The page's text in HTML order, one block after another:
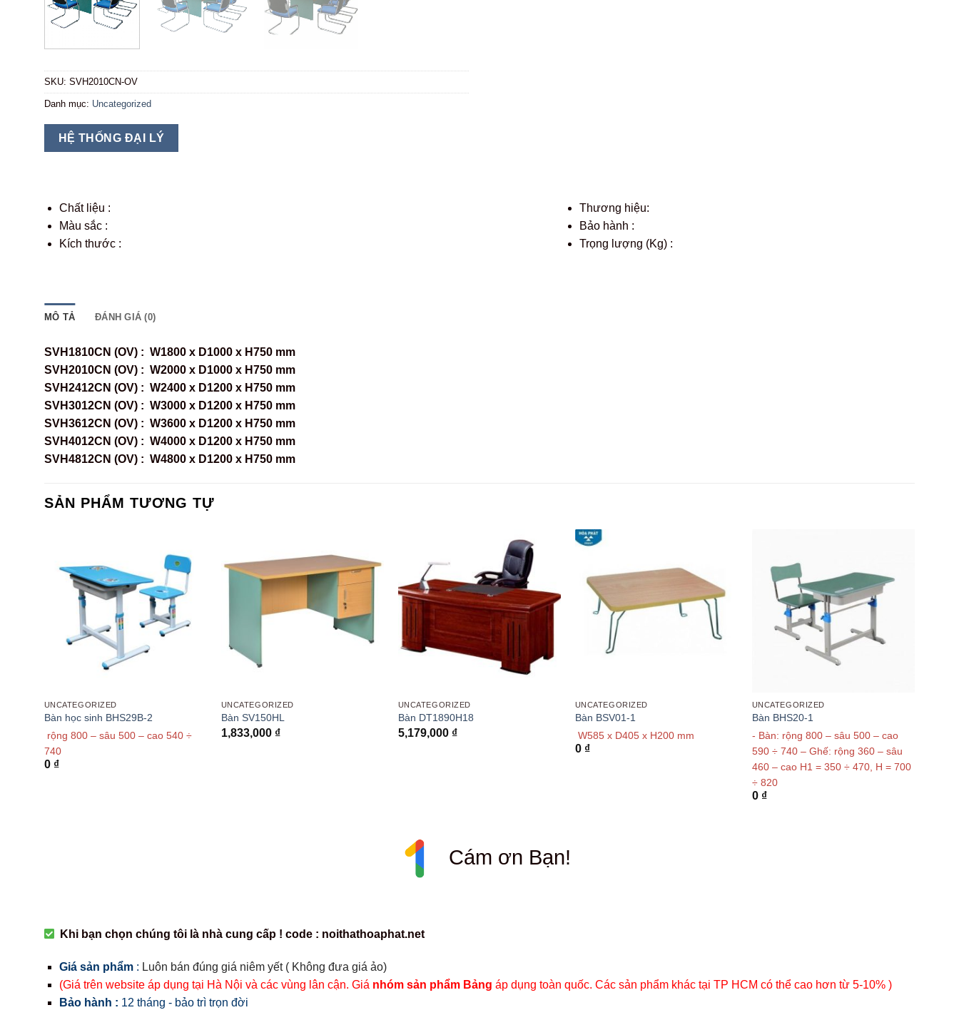
SKU: SVH2010CN-OV
Danh mục: Uncategorized
HỆ THỐNG ĐẠI LÝ
Chất liệu :
Màu sắc :
Kích thước :
Thương hiệu:
Bảo hành :
Trọng lượng (Kg) :
MÔ TẢ ĐÁNH GIÁ (0)
SVH1810CN (OV) : W1800 x D1000 x H750 mm
SVH2010CN (OV) : W2000 x D1000 x H750 mm
SVH2412CN (OV) : W2400 x D1200 x H750 mm
SVH3012CN (OV) : W3000 x D1200 x H750 mm
SVH3612CN (OV) : W3600 x D1200 x H750 mm
SVH4012CN (OV) : W4000 x D1200 x H750 mm
SVH4812CN (OV) : W4800 x D1200 x H750 mm
SẢN PHẨM TƯƠNG TỰ
UNCATEGORIZED
Bàn học sinh BHS29B-2
rộng 800 – sâu 500 – cao 540 ÷
740
0 ₫
UNCATEGORIZED
Bàn SV150HL
1,833,000 ₫
UNCATEGORIZED
Bàn DT1890H18
5,179,000 ₫
UNCATEGORIZED
Bàn BSV01-1
W585 x D405 x H200 mm
0 ₫
UNCATEGORIZED
Bàn BHS20-1
- Bàn: rộng 800 – sâu 500 – cao
590 ÷ 740 – Ghế: rộng 360 – sâu
460 – cao H1 = 350 ÷ 470, H = 700
÷ 820
0 ₫
Cám ơn Bạn!
Khi bạn chọn chúng tôi là nhà cung cấp ! code : noithathoaphat.net
Giá sản phẩm: Luôn bán đúng giá niêm yết ( Không đưa giá ảo)
(Giá trên website áp dụng tại Hà Nội và các vùng lân cận. Giá nhóm sản phẩm Bảng áp dụng toàn quốc. Các sản phẩm khác tại TP HCM có thể cao hơn từ 5-10% )
Bảo hành : 12 tháng - bảo trì trọn đời